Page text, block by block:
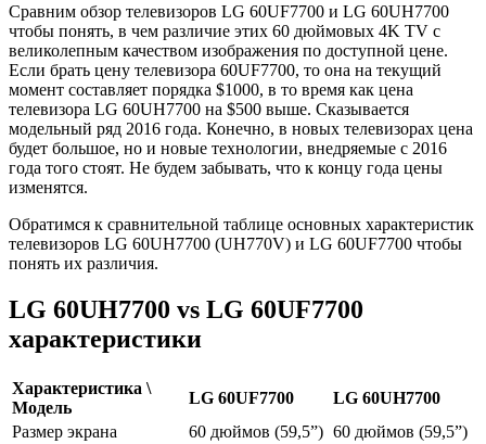
Сравним обзор телевизоров LG 60UF7700 и LG 60UH7700
чтобы понять, в чем различие этих 60 дюймовых 4K TV с
великолепным качеством изображения по доступной цене.
Если брать цену телевизора 60UF7700, то она на текущий
момент составляет порядка $1000, в то время как цена
телевизора LG 60UH7700 на $500 выше. Сказывается
модельный ряд 2016 года. Конечно, в новых телевизорах цена
будет большое, но и новые технологии, внедряемые с 2016
года того стоят. Не будем забывать, что к концу года цены
изменятся.
Обратимся к сравнительной таблице основных характеристик
телевизоров LG 60UH7700 (UH770V) и LG 60UF7700 чтобы
понять их различия.
LG 60UH7700 vs LG 60UF7700
характеристики
Характеристика \
Модель
LG 60UF7700 LG 60UH7700
Размер экрана
60 дюймов (59,5”) 60 дюймов (59,5”)